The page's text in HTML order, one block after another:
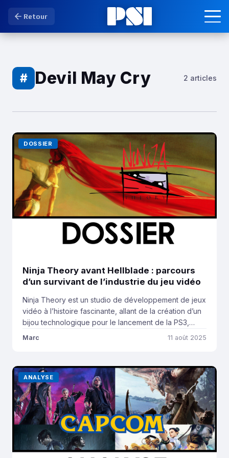
Retour
# Devil May Cry 2 articles
DOSSIER
Ninja Theory avant Hellblade : parcours
d’un survivant de l’industrie du jeu vidéo
Ninja Theory est un studio de développement de jeux
vidéo à l’histoire fascinante, allant de la création d’un
bijou technologique pour le lancement de la PS3,
rebootant une des plus célèbres franchises de
dossier se concentrera sur les origines du […]
Marc 11 août 2025
ANALYSE